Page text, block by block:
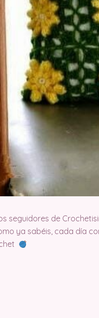
seguidores de
ya sabéis, cada día